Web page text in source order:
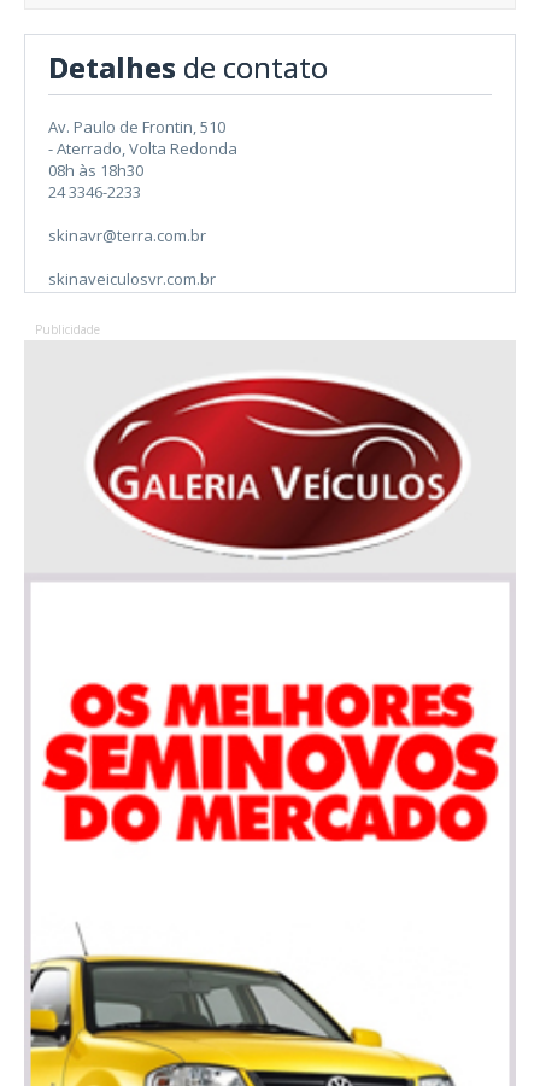
Detalhes de contato
Av. Paulo de Frontin, 510
- Aterrado, Volta Redonda
08h às 18h30
24 3346-2233
skinavr@terra.com.br
skinaveiculosvr.com.br
Publicidade